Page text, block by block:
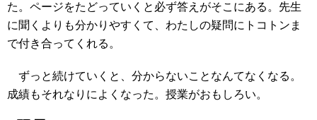
た。ページをたどっていくと必ず答えがそこにある。先生
に聞くよりも分かりやすくて、わたしの疑問にトコトンま
で付き合ってくれる。
ずっと続けていくと、分からないことなんてなくなる。
成績もそれなりによくなった。授業がおもしろい。